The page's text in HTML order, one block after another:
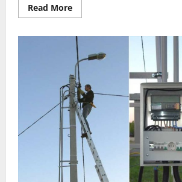
Read MoreRead
more
вибрати
дриль
для
домашніх
робіт
–
практичний
гід